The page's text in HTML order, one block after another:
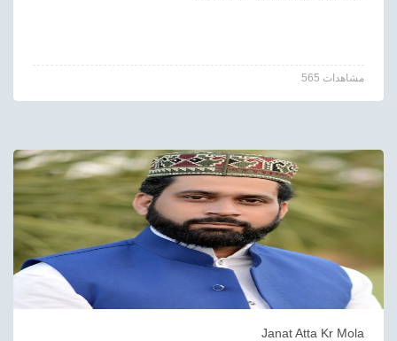
565 مشاهدات
Janat Atta Kr Mola